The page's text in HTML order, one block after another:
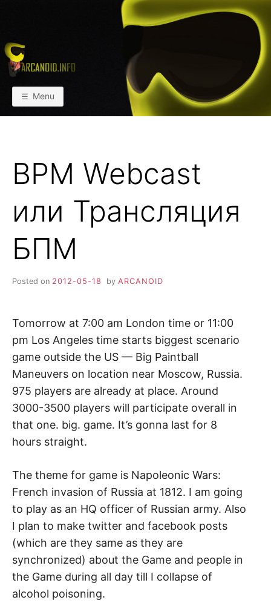
АРКАИНФО
Пейнтбол vs Paintball
Menu
BPM Webcast
или Трансляция
БПМ
Posted on 2012-05-18 by ARCANOID
Tomorrow at 7:00 am London time or 11:00
pm Los Angeles time starts biggest scenario
game outside the US — Big Paintball
Maneuvers on location near Moscow, Russia.
975 players are already at place. Around
3000-3500 players will participate overall in
that one. big. game. It’s gonna last for 8
hours straight.
The theme for game is Napoleonic Wars:
French invasion of Russia at 1812. I am going
to play as an HQ officer of Russian army. Also
I plan to make twitter and facebook posts
(which are they same as they are
synchronized) about the Game and people in
the Game during all day till I collapse of
alcohol poisoning.